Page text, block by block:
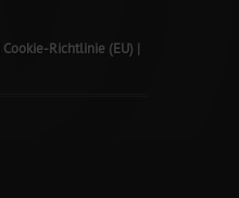
Cookie-Richtlinie (EU)